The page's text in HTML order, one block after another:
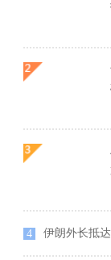
4 伊朗外长抵